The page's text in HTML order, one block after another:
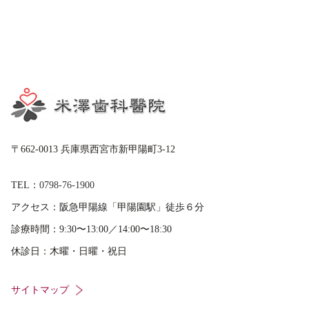
〒662-0013 兵庫県西宮市新甲陽町3-12
TEL： 0798-76-1900
アクセス： 阪急甲陽線「甲陽園駅」徒歩６分
診療時間： 9:30〜13:00／14:00〜18:30
休診日： 木曜・日曜・祝日
サイトマップ